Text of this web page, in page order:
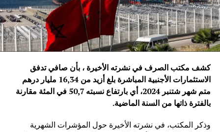
كشف مكتب الصرف في نشرته الأخيرة ، بأن صافي تدفق
الاستثمارات الأجنبية المباشرة بلغ أزيد من 16,34 مليار درهم
متم شهر شتنبر 2024، أي بارتفاع نسبته 50,7 في المئة مقارنة
بالفترة ذاتها من السنة الماضية.
وذكر المكتب، في نشرته الأخيرة حول المؤشرات الشهرية